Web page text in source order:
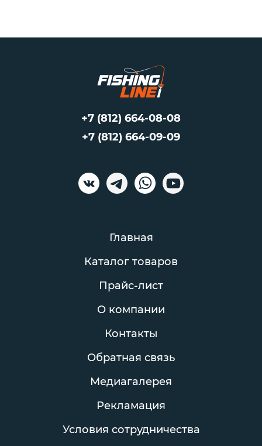
Главная
Каталог товаров
Прайс-лист
О компании
Контакты
Обратная связь
Медиагалерея
Рекламация
Условия сотрудничества
+7 (812) 664-08-08
+7 (812) 664-09-09